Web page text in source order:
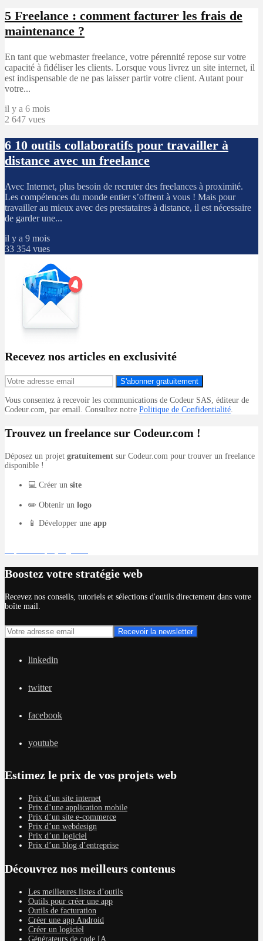
5 Freelance : comment facturer les frais de
maintenance ?
En tant que webmaster freelance, votre pérennité repose sur votre
capacité à fidéliser les clients. Lorsque vous livrez un site internet, il
est indispensable de ne pas laisser partir votre client. Autant pour
votre...
il y a 6 mois
2 647 vues
6 10 outils collaboratifs pour travailler à
distance avec un freelance
Avec Internet, plus besoin de recruter des freelances à proximité.
Les compétences du monde entier s’offrent à vous ! Mais pour
travailler au mieux avec des prestataires à distance, il est nécessaire
de garder une...
il y a 9 mois
33 354 vues
Recevez nos articles en exclusivité
S'abonner gratuitement
Vous consentez à recevoir les communications de Codeur SAS, éditeur de
Codeur.com, par email. Consultez notre Politique de Confidentialité.
Trouvez un freelance sur Codeur.com !
Déposez un projet gratuitement sur Codeur.com pour trouver un freelance
disponible !
💻 Créer un site
✏️ Obtenir un logo
📱 Développer une app
Boostez votre stratégie web
Recevez nos conseils, tutoriels et sélections d'outils directement dans votre
boîte mail.
linkedin
twitter
facebook
youtube
Estimez le prix de vos projets web
Prix d’un site internet
Prix d’une application mobile
Prix d’un site e-commerce
Prix d’un webdesign
Prix d’un logiciel
Prix d’un blog d’entreprise
Découvrez nos meilleurs contenus
Les meilleures listes d’outils
Outils pour créer une app
Outils de facturation
Créer une app Android
Créer un logiciel
Générateurs de code IA